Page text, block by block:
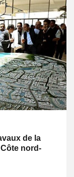
de la
nord-